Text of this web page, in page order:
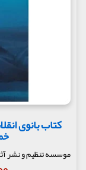
کتاب بانوی
موسسه تنظیم و نشر